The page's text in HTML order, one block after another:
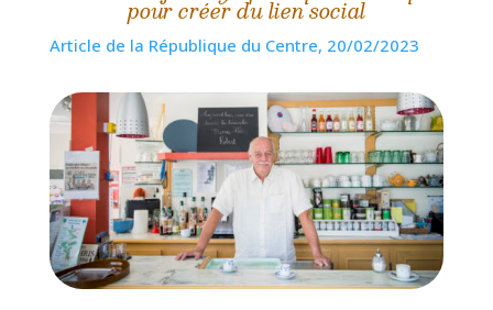
pour créer du lien social
Article de la République du Centre, 20/02/2023